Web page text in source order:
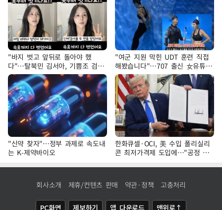
"바지 벗고 앞뒤로 돌아야 했
다"…탈북민 김서아, 기쁨조 검사
수치심 회상
"여군 지원 막힌 UDT 훈련 직접
해봤습니다"…707 출신 女유튜버
'완벽 소화'
"신약 찾자"…정부 과제로 속도내
는 K-제약바이오
한화큐셀·OCI, 美 수입 폴리실리
콘 최저가격제 도입에…"공정 경
쟁·수익성 개선 환영"
회사소개 제휴/컨텐츠 판매 약관·정책 고충처리
PC화면 제보하기 앱 다운로드 맨위로↑